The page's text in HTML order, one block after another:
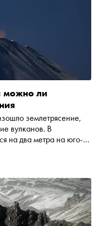
можно ли
вулканов. В
землетрясения, влияют